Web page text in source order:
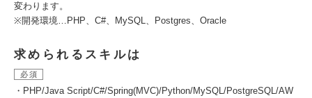
変わります。
※開発環境…PHP、C#、MySQL、Postgres、Oracle
求められるスキルは
必須
・PHP/Java Script/C#/Spring(MVC)/Python/MySQL/PostgreSQL/AW